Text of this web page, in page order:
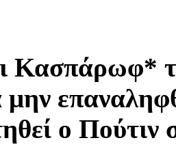
Κασπάρωφ*
ο Πούτιν